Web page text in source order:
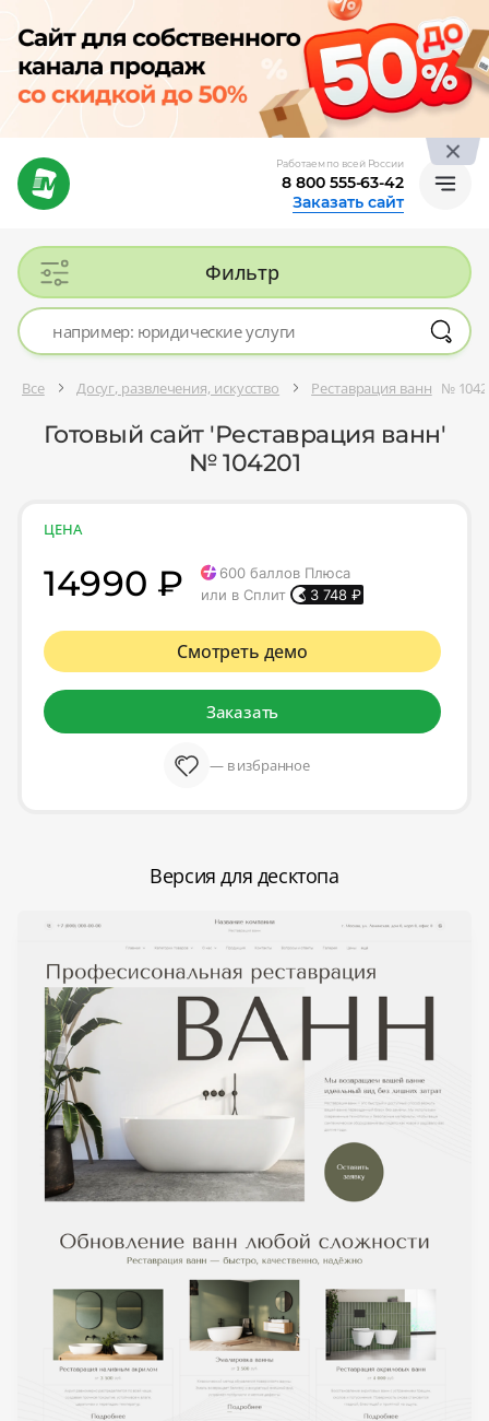
Работаем по всей России
8 800 555-63-42
Заказать сайт
Фильтр
Все Досуг, развлечения, искусство Реставрация ванн №
Готовый сайт 'Реставрация ванн'
№ 104201
ЦЕНА
14990 ₽ 600 баллов Плюса
или в Сплит
3 748 ₽
Смотреть демо
Заказать
— в избранное
Версия для десктопа